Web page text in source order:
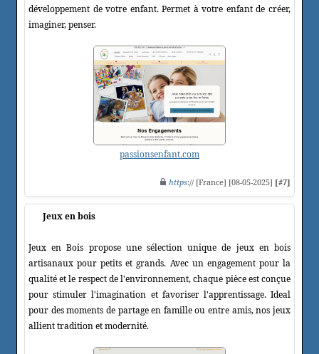
développement de votre enfant. Permet à votre enfant de créer,
imaginer, penser.
passionsenfant.com
https:// [France] [08-05-2025] [#7]
Jeux en bois
Jeux en Bois propose une sélection unique de jeux en bois
artisanaux pour petits et grands. Avec un engagement pour la
qualité et le respect de l'environnement, chaque pièce est conçue
pour stimuler l'imagination et favoriser l'apprentissage. Ideal
pour des moments de partage en famille ou entre amis, nos jeux
allient tradition et modernité.